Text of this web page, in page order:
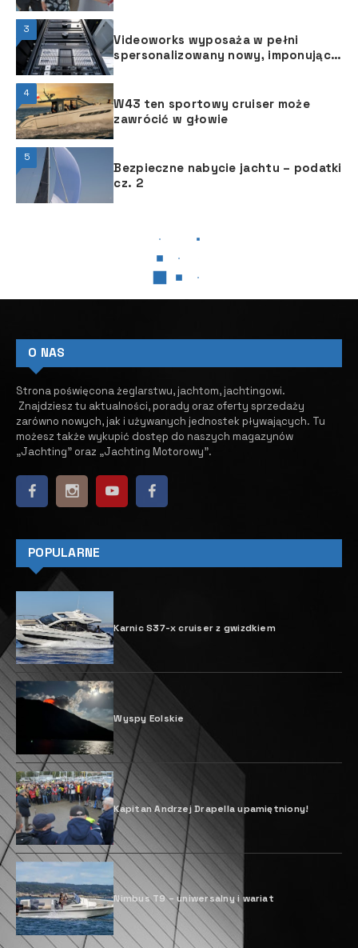
3
Videoworks wyposaża w pełni
spersonalizowany nowy, imponujący
4
W43 ten sportowy cruiser może
zawrócić w głowie
5
Bezpieczne nabycie jachtu – podatki
cz. 2
architekturę budowlaną
9 LIPCA, 2026
Sasga Yachts to jedna z nielicznych stoczni segmentu
leisure w Hiszpani, której udało się przetrwać trudne
momenty załamania rynku pierwszej dekady tego
stulecia. Stocznia specjalizuje się w budowie bardzo
dominuje szlachetne drewno i żeglarski sznyt.
Stocznia Sasga Yachts z Menorki przenosi swój świat
rękodzielniczego luksusu na wyżyny Villa Le Blanc Gran
Meliá. Efekt prac można podziwiać na dachu
pięciogwiazdkowego hotelu Gran Lujo na Minorce –
jedynego na wyspie członka The Leading Hotels of
the World.
Obiekt rozpoczyna sezon od zupełnie nowego
wyglądu, zaprojektowanego przez stocznię Sasga
Yachts. Przestrzeń na dachu została stworzona tak,
aby duch morza z Minorki był odczuwalny również na
lądzie.
Sasga Yachts to stocznia założona w Mahón w 2010
roku. Produkuje dzielne jednostki morskie w stylu
starych trawlerów z luksusowym sznytem wewnątrz.
Stocznia przekształciła dach hotelu Villa Le Blanc Gran
Meliá w osobną przestrzeń: